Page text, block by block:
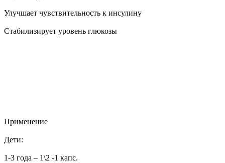
Улучшает чувствительность к инсулину
Стабилизирует уровень глюкозы
Применение
Дети:
1-3 года – 1\2 -1 капс.